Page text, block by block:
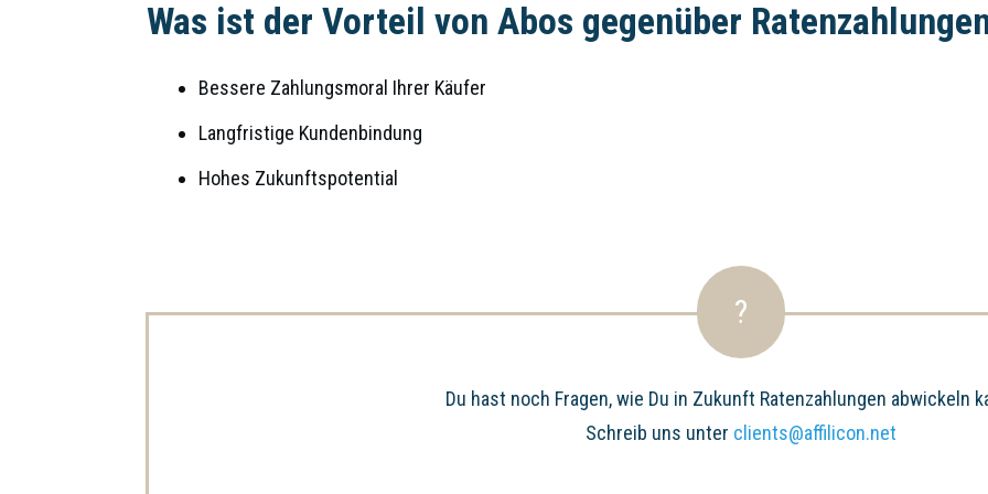
Was ist der Vorteil von Abos gegenüber
Bessere Zahlungsmoral Ihrer Käufer
Langfristige Kundenbindung
Hohes Zukunftspotential
?
Du hast noch Fragen, wie Du in Zukunft Ratenzahlungen abwickeln
Schreib uns unter clients@affilicon.net